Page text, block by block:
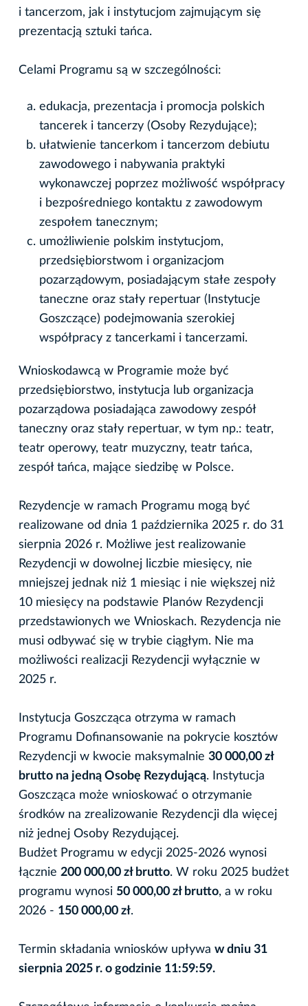
i tancerzom, jak i instytucjom zajmującym się
prezentacją sztuki tańca.
Celami Programu są w szczególności:
edukacja, prezentacja i promocja polskich
tancerek i tancerzy (Osoby Rezydujące);
ułatwienie tancerkom i tancerzom debiutu
zawodowego i nabywania praktyki
wykonawczej poprzez możliwość współpracy
i bezpośredniego kontaktu z zawodowym
zespołem tanecznym;
umożliwienie polskim instytucjom,
przedsiębiorstwom i organizacjom
pozarządowym, posiadającym stałe zespoły
taneczne oraz stały repertuar (Instytucje
Goszczące) podejmowania szerokiej
współpracy z tancerkami i tancerzami.
Wnioskodawcą w Programie może być
przedsiębiorstwo, instytucja lub organizacja
pozarządowa posiadająca zawodowy zespół
taneczny oraz stały repertuar, w tym np.: teatr,
teatr operowy, teatr muzyczny, teatr tańca,
zespół tańca, mające siedzibę w Polsce.
Rezydencje w ramach Programu mogą być
realizowane od dnia 1 października 2025 r. do 31
sierpnia 2026 r. Możliwe jest realizowanie
Rezydencji w dowolnej liczbie miesięcy, nie
mniejszej jednak niż 1 miesiąc i nie większej niż
10 miesięcy na podstawie Planów Rezydencji
przedstawionych we Wnioskach. Rezydencja nie
musi odbywać się w trybie ciągłym. Nie ma
możliwości realizacji Rezydencji wyłącznie w
2025 r.
Instytucja Goszcząca otrzyma w ramach
Programu Dofinansowanie na pokrycie kosztów
Rezydencji w kwocie maksymalnie 30 000,00 zł
brutto na jedną Osobę Rezydującą. Instytucja
Goszcząca może wnioskować o otrzymanie
środków na zrealizowanie Rezydencji dla więcej
niż jednej Osoby Rezydującej.
Budżet Programu w edycji 2025-2026 wynosi
łącznie 200 000,00 zł brutto. W roku 2025 budżet
programu wynosi 50 000,00 zł brutto, a w roku
2026 - 150 000,00 zł.
Termin składania wniosków upływa w dniu 31
sierpnia 2025 r. o godzinie 11:59:59.